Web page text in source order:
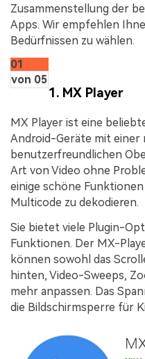
Zusammenstellung der
Apps. Wir empfehlen
Bedürfnissen zu wählen.
01
von 05
1. MX Player
MX Player ist eine
Android-Geräte mit einer
benutzerfreundlichen
Art von Video ohne
einige schöne
Multicode zu dekodieren.
Sie bietet viele Plugin-
Funktionen. Der MX-
können sowohl das
hinten, Video-Sweeps,
mehr anpassen. Das
die Bildschirmsperre für